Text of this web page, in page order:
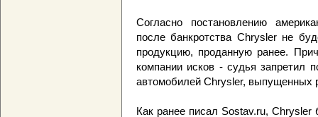
Согласно постановлению
после банкротства Chrysler не
продукцию, проданную ранее.
компании исков - судья запретил
автомобилей Chrysler, выпущенных
Как ранее писал Sostav.ru, Chrysler